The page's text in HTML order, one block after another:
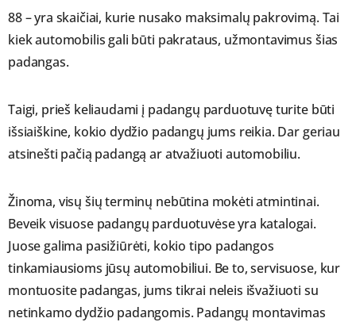
88 – yra skaičiai, kurie nusako maksimalų pakrovimą. Tai
kiek automobilis gali būti pakrataus, užmontavimus šias
padangas.
Taigi, prieš keliaudami į padangų parduotuvę turite būti
išsiaiškine, kokio dydžio padangų jums reikia. Dar geriau
atsinešti pačią padangą ar atvažiuoti automobiliu.
Žinoma, visų šių terminų nebūtina mokėti atmintinai.
Beveik visuose padangų parduotuvėse yra katalogai.
Juose galima pasižiūrėti, kokio tipo padangos
tinkamiausioms jūsų automobiliui. Be to, servisuose, kur
montuosite padangas, jums tikrai neleis išvažiuoti su
netinkamo dydžio padangomis. Padangų montavimas